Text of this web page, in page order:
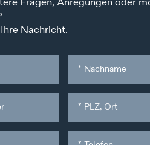
Fragen, Anregungen oder
Nachricht.